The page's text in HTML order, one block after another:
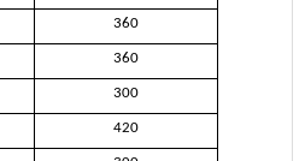
360
360
300
420